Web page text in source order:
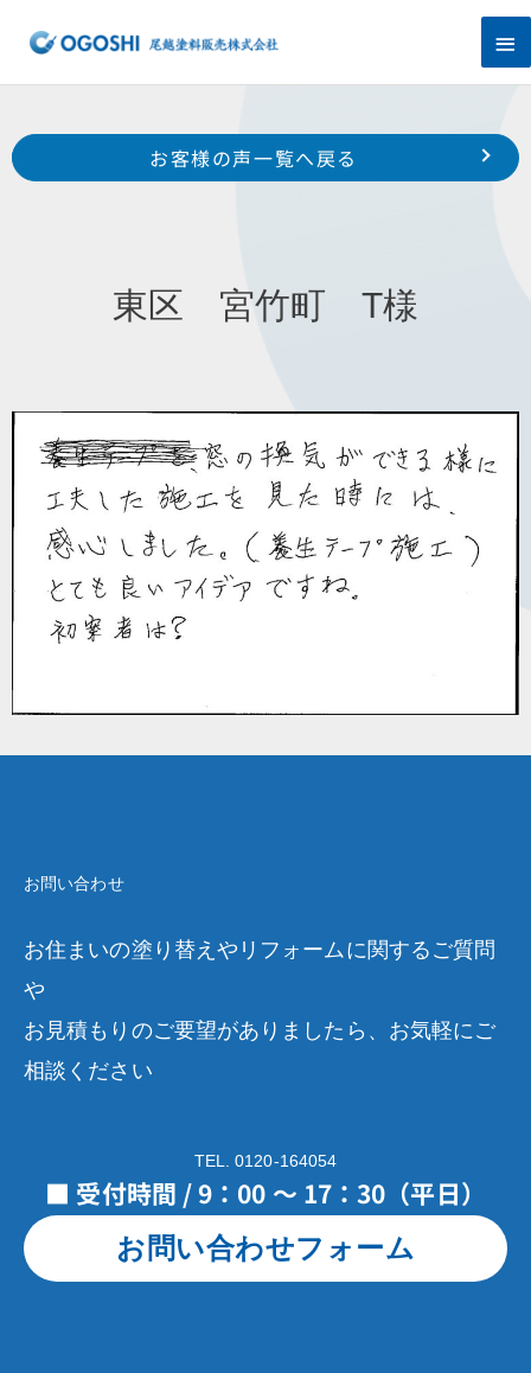
ス
プ
メ
イ
ン
メ
Prev
中区 西浅田 Y 様
西区 雄踏町 前田 様
お客様の声一覧へ戻る
東区 宮竹町 T様
お問い合わせ
お住まいの塗り替えやリフォームに関するご質問
や
お見積もりのご要望がありましたら、お気軽にご
相談ください
TEL. 0120-164054
■ 受付時間 / 9：00 ～ 17：30（平日）
お問い合わせフォーム